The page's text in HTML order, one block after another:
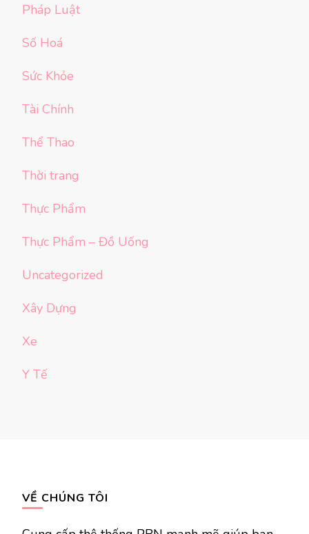
Pháp Luật
Số Hoá
Sức Khỏe
Tài Chính
Thể Thao
Thời trang
Thực Phẩm
Thực Phẩm – Đồ Uống
Uncategorized
Xây Dựng
Xe
Y Tế
VỀ CHÚNG TÔI